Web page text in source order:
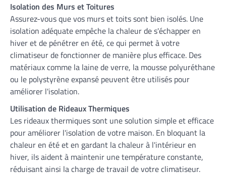
Isolation des Murs et Toitures
Assurez-vous que vos murs et toits sont bien isolés. Une
isolation adéquate empêche la chaleur de s'échapper en
hiver et de pénétrer en été, ce qui permet à votre
climatiseur de fonctionner de manière plus efficace. Des
matériaux comme la laine de verre, la mousse polyuréthane
ou le polystyrène expansé peuvent être utilisés pour
améliorer l'isolation.
Utilisation de Rideaux Thermiques
Les rideaux thermiques sont une solution simple et efficace
pour améliorer l'isolation de votre maison. En bloquant la
chaleur en été et en gardant la chaleur à l'intérieur en
hiver, ils aident à maintenir une température constante,
réduisant ainsi la charge de travail de votre climatiseur.